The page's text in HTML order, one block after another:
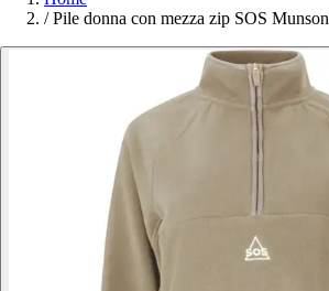
/ Pile donna con mezza zip SOS Munson